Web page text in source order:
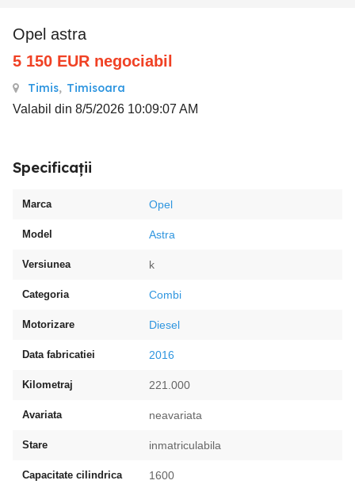
opel astra
5 150 EUR negociabil
Timis, Timisoara
Valabil din 8/5/2026 10:09:07 AM
Specificații
Marca Opel
Model Astra
Versiunea k
Categoria Combi
Motorizare Diesel
Data fabricatiei 2016
Kilometraj 221.000
Avariata neavariata
Stare inmatriculabila
Capacitate cilindrica 1600